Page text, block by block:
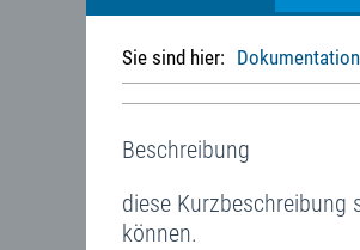
Sie sind hier: Dokumentation
Beschreibung
diese Kurzbeschreibung
können.